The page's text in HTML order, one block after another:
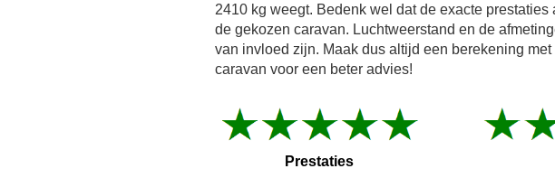
2410 kg weegt. Bedenk wel dat de exacte prestaties
de gekozen caravan. Luchtweerstand en de
van invloed zijn. Maak dus altijd een berekening
caravan voor een beter advies!
Prestaties